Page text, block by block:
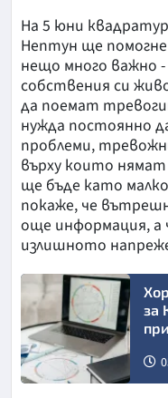
На 5 юни
Нептун ще
нещо много важно
собствения си
да поемат
нужда постоянно
проблеми,
върху които
ще бъде като
покаже, че
още информация, а
излишното
за